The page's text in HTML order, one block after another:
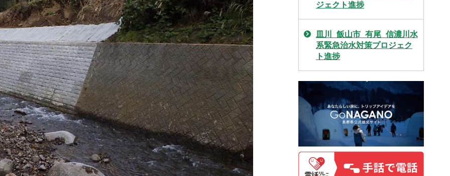
ジェクト進捗
皿川_飯山市_有尾_信濃川水
系緊急治水対策プロジェク
ト進捗